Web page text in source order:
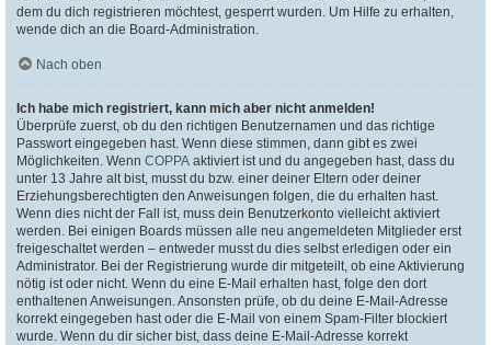
dem du dich registrieren möchtest, gesperrt wurden. Um Hilfe zu erhalten,
wende dich an die Board-Administration.
Nach oben
Ich habe mich registriert, kann mich aber nicht anmelden!
Überprüfe zuerst, ob du den richtigen Benutzernamen und das richtige
Passwort eingegeben hast. Wenn diese stimmen, dann gibt es zwei
Möglichkeiten. Wenn COPPA aktiviert ist und du angegeben hast, dass du
unter 13 Jahre alt bist, musst du bzw. einer deiner Eltern oder deiner
Erziehungsberechtigten den Anweisungen folgen, die du erhalten hast.
Wenn dies nicht der Fall ist, muss dein Benutzerkonto vielleicht aktiviert
werden. Bei einigen Boards müssen alle neu angemeldeten Mitglieder erst
freigeschaltet werden – entweder musst du dies selbst erledigen oder ein
Administrator. Bei der Registrierung wurde dir mitgeteilt, ob eine Aktivierung
nötig ist oder nicht. Wenn du eine E-Mail erhalten hast, folge den dort
enthaltenen Anweisungen. Ansonsten prüfe, ob du deine E-Mail-Adresse
korrekt eingegeben hast oder die E-Mail von einem Spam-Filter blockiert
wurde. Wenn du dir sicher bist, dass deine E-Mail-Adresse korrekt